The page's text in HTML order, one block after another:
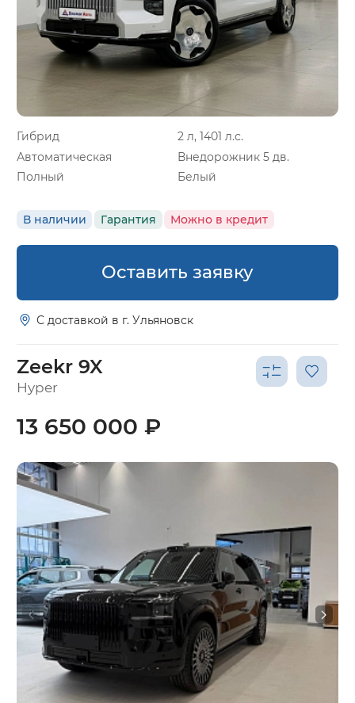
Гибрид
2 л, 1401 л.с.
Автоматическая
Внедорожник 5 дв.
Полный
Белый
В наличии Гарантия Можно в кредит
Оставить заявку
С доставкой в г. Ульяновск
Zeekr 9X
Hyper
13 650 000 ₽